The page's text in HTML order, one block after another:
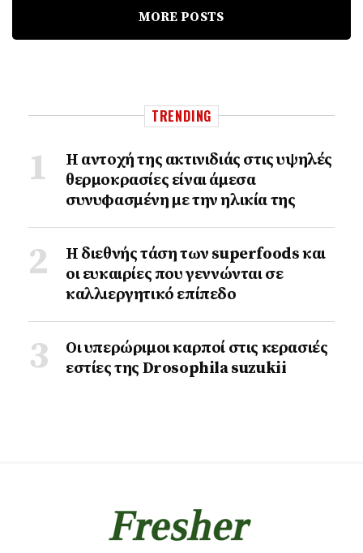
MORE POSTS
TRENDING
Η αντοχή της ακτινιδιάς στις υψηλές
θερμοκρασίες είναι άμεσα
συνυφασμένη με την ηλικία της
Η διεθνής τάση των superfoods και
οι ευκαιρίες που γεννώνται σε
καλλιεργητικό επίπεδο
Οι υπερώριμοι καρποί στις κερασιές
εστίες της Drosophila suzukii